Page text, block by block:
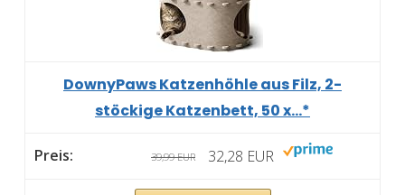
DownyPaws Katzenhöhle aus Filz, 2-
stöckige Katzenbett, 50 x...*
39,99 EUR 32,28 EUR